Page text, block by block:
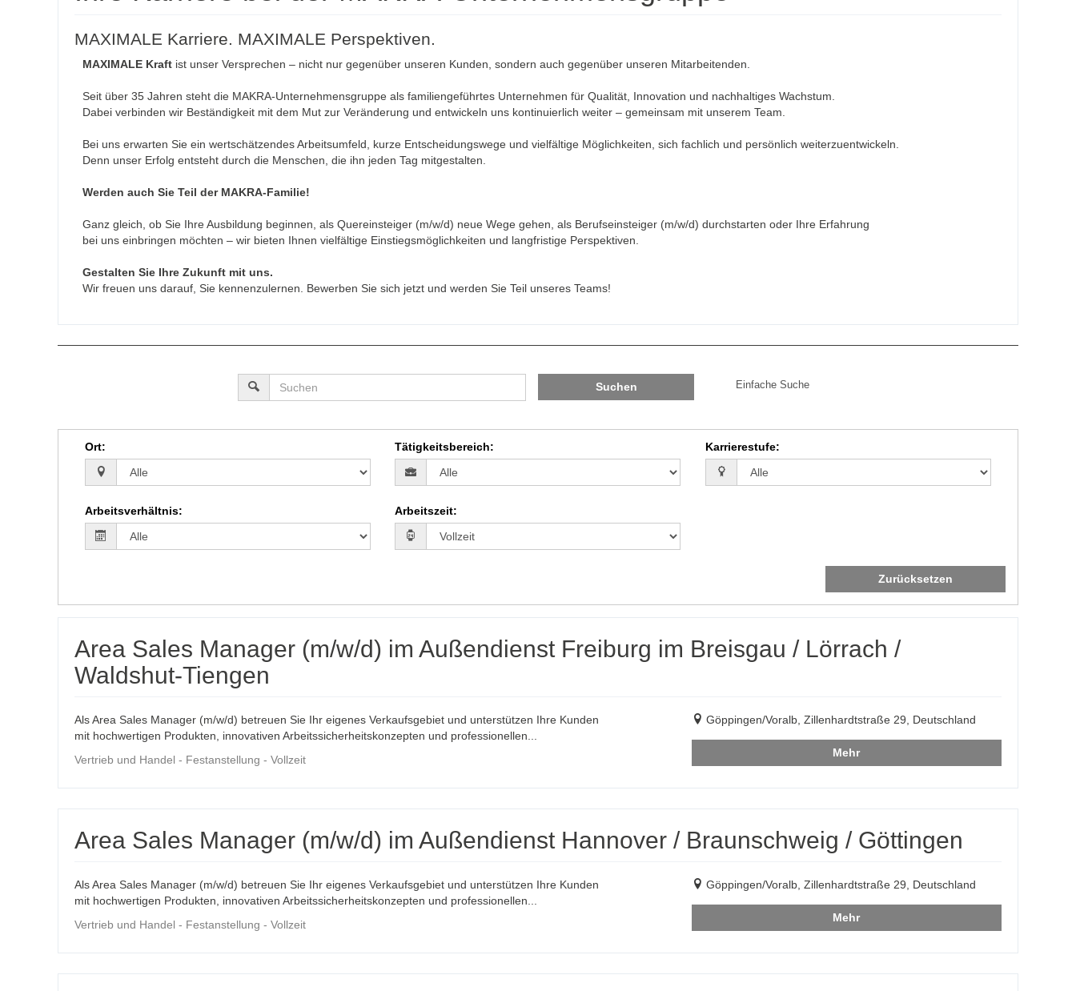
MAXIMALE Karriere. MAXIMALE Perspektiven.
MAXIMALE Kraft ist unser Versprechen – nicht nur gegenüber unseren Kunden, sondern auch gegenüber unseren Mitarbeitenden.
Seit über 35 Jahren steht die MAKRA-Unternehmensgruppe als familiengeführtes Unternehmen für Qualität, Innovation und nachhaltiges Wachstum.
Dabei verbinden wir Beständigkeit mit dem Mut zur Veränderung und entwickeln uns kontinuierlich weiter – gemeinsam mit unserem Team.
Bei uns erwarten Sie ein wertschätzendes Arbeitsumfeld, kurze Entscheidungswege und vielfältige Möglichkeiten, sich fachlich und persönlich weiterzuentwickeln.
Denn unser Erfolg entsteht durch die Menschen, die ihn jeden Tag mitgestalten.
Werden auch Sie Teil der MAKRA-Familie!
Ganz gleich, ob Sie Ihre Ausbildung beginnen, als Quereinsteiger (m/w/d) neue Wege gehen, als Berufseinsteiger (m/w/d) durchstarten oder Ihre Erfahrung
bei uns einbringen möchten – wir bieten Ihnen vielfältige Einstiegsmöglichkeiten und langfristige Perspektiven.
Gestalten Sie Ihre Zukunft mit uns.
Wir freuen uns darauf, Sie kennenzulernen. Bewerben Sie sich jetzt und werden Sie Teil unseres Teams!
Suchen Einfache Suche
Ort: Tätigkeitsbereich: Karrierestufe:
Arbeitsverhältnis: Arbeitszeit:
Zurücksetzen
Area Sales Manager (m/w/d) im Außendienst Freiburg im Breisgau / Lörrach /
Waldshut-Tiengen
Als Area Sales Manager (m/w/d) betreuen Sie Ihr eigenes Verkaufsgebiet und unterstützen Ihre Kunden
mit hochwertigen Produkten, innovativen Arbeitssicherheitskonzepten und professionellen...
Vertrieb und Handel - Festanstellung - Vollzeit
Göppingen/Voralb, Zillenhardtstraße 29, Deutschland
Mehr
Area Sales Manager (m/w/d) im Außendienst Hannover / Braunschweig / Göttingen
Als Area Sales Manager (m/w/d) betreuen Sie Ihr eigenes Verkaufsgebiet und unterstützen Ihre Kunden
mit hochwertigen Produkten, innovativen Arbeitssicherheitskonzepten und professionellen...
Vertrieb und Handel - Festanstellung - Vollzeit
Göppingen/Voralb, Zillenhardtstraße 29, Deutschland
Mehr